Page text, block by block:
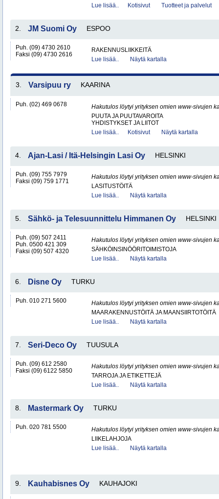
Lue lisää..
Kotisivut Tuotteet ja palvelut
2. JM Suomi Oy ESPOO
Puh. (09) 4730 2610
Faksi (09) 4730 2616
RAKENNUSLIIKKEITÄ
Lue lisää..
Näytä kartalla
3. Varsipuu ry KAARINA
Puh. (02) 469 0678
Hakutulos löytyi yrityksen omien www-sivujen
PUUTA JA PUUTAVAROITA
YHDISTYKSET JA LIITOT
Lue lisää..
Kotisivut Näytä kartalla
4. Ajan-Lasi / Itä-Helsingin Lasi Oy HELSINKI
Puh. (09) 755 7979
Faksi (09) 759 1771
Hakutulos löytyi yrityksen omien www-sivujen
LASITUSTÖITÄ
Lue lisää..
Näytä kartalla
5. Sähkö- ja Telesuunnittelu Himmanen Oy HELSINKI
Puh. (09) 507 2411
Puh. 0500 421 309
Faksi (09) 507 4320
Hakutulos löytyi yrityksen omien www-sivujen
SÄHKÖINSINÖÖRITOIMISTOJA
Lue lisää..
Näytä kartalla
6. Disne Oy TURKU
Puh. 010 271 5600
Hakutulos löytyi yrityksen omien www-sivujen
MAARAKENNUSTÖITÄ JA MAANSIIRTOTÖITÄ
Lue lisää..
Näytä kartalla
7. Seri-Deco Oy TUUSULA
Puh. (09) 612 2580
Faksi (09) 6122 5850
Hakutulos löytyi yrityksen omien www-sivujen
TARROJA JA ETIKETTEJÄ
Lue lisää..
Näytä kartalla
8. Mastermark Oy TURKU
Puh. 020 781 5500
Hakutulos löytyi yrityksen omien www-sivujen
LIIKELAHJOJA
Lue lisää..
Näytä kartalla
9. Kauhabisnes Oy KAUHAJOKI